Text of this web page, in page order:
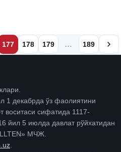
177 178 179 … 189
1 декабрда ўз фаолиятини
воситаси сифатида 1117-
йил 5 июлда давлат рўйхатидан
МЧЖ.
.